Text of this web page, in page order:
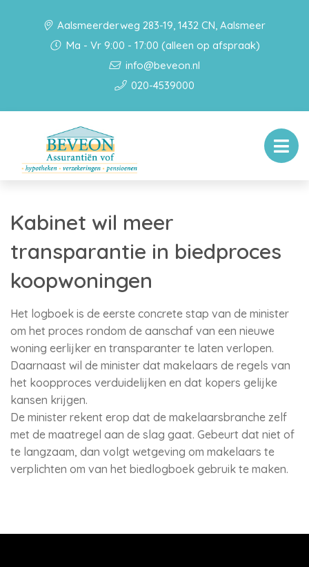
Aalsmeerderweg 283-19, 1432 CN, Aalsmeer
Ma - Vr 9:00 - 17:00 (alleen op afspraak)
info@beveon.nl
020-4539000
Kabinet wil meer
transparantie in biedproces
koopwoningen
Het logboek is de eerste concrete stap van de minister
om het proces rondom de aanschaf van een nieuwe
woning eerlijker en transparanter te laten verlopen.
Daarnaast wil de minister dat makelaars de regels van
het koopproces verduidelijken en dat kopers gelijke
kansen krijgen.
De minister rekent erop dat de makelaarsbranche zelf
met de maatregel aan de slag gaat. Gebeurt dat niet of
te langzaam, dan volgt wetgeving om makelaars te
verplichten om van het biedlogboek gebruik te maken.